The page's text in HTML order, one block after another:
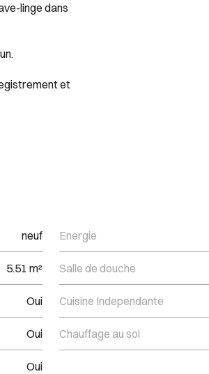
linge dans
et
neuf Energie
5.51 m² Salle de douche
Oui Cuisine Independante
Oui Chauffage au sol
Oui